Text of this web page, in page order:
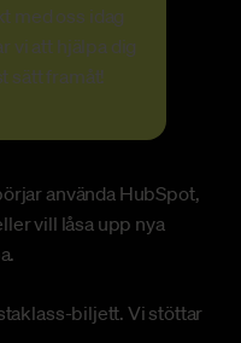
med oss idag
vi att hjälpa dig
sätt framåt!
använda HubSpot,
vill låsa upp nya
biljett. Vi stöttar